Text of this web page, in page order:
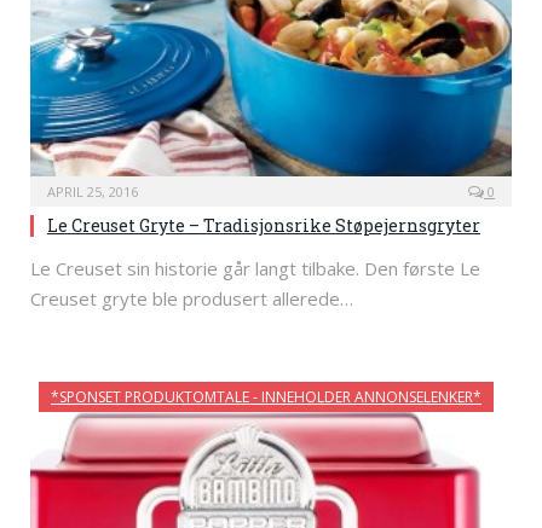
APRIL 25, 2016 0
Le Creuset Gryte – Tradisjonsrike Støpejernsgryter
Le Creuset sin historie går langt tilbake. Den første Le
Creuset gryte ble produsert allerede…
*SPONSET PRODUKTOMTALE - INNEHOLDER ANNONSELENKER*